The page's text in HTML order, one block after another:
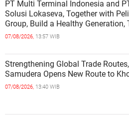
PT Multi Terminal Indonesia and
Solusi Lokaseva, Together with
Group, Build a Healthy Generation,
a Golden Indonesia
07/08/2026, 13:57 WIB
Strengthening Global Trade Routes,
Samudera Opens New Route to
07/08/2026, 13:40 WIB